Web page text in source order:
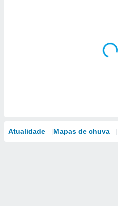
Atualidade Mapas de chuva